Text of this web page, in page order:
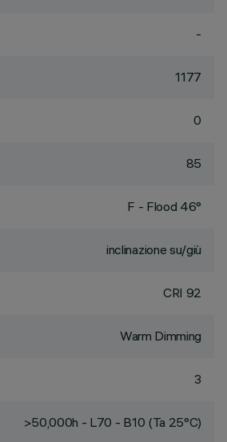
-
1177
0
85
F - Flood 46°
inclinazione su/giù
CRI 92
Warm Dimming
3
>50,000h - L70 - B10 (Ta 25°C)